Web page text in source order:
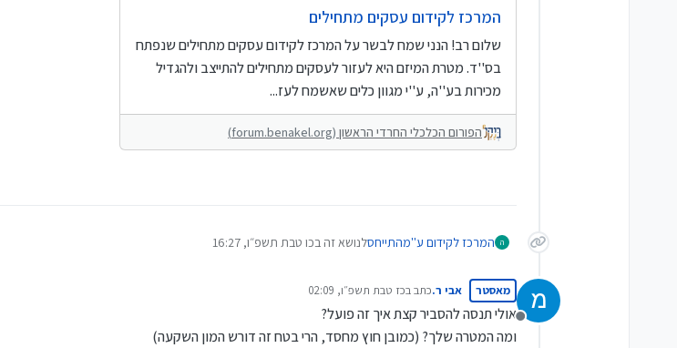
המרכז לקידום עסקים מתחילים
שלום רב! הנני שמח לבשר על המרכז לקידום עסקים מתחילים שנפתח
בס''ד. מטרת המיזם היא לעזור לעסקים מתחילים להתייצב ולהגדיל
מכירות בע''ה, ע''י מגוון כלים שאשמח לעז...
הפורום הכלכלי החרדי הראשון (forum.benakel.org)
ה המרכז לקידום ע''מהתייחסלנושא זה בכו טבת תשפ״ו, 16:27
מנותק
מאסטר אבי ר.כתב בכז טבת תשפ״ו, 02:09
נערך לאחרונה על ידי
אולי תנסה להסביר קצת איך זה פועל?
ומה המטרה שלך? (כמובן חוץ מחסד, הרי בטח זה דורש המון השקעה)